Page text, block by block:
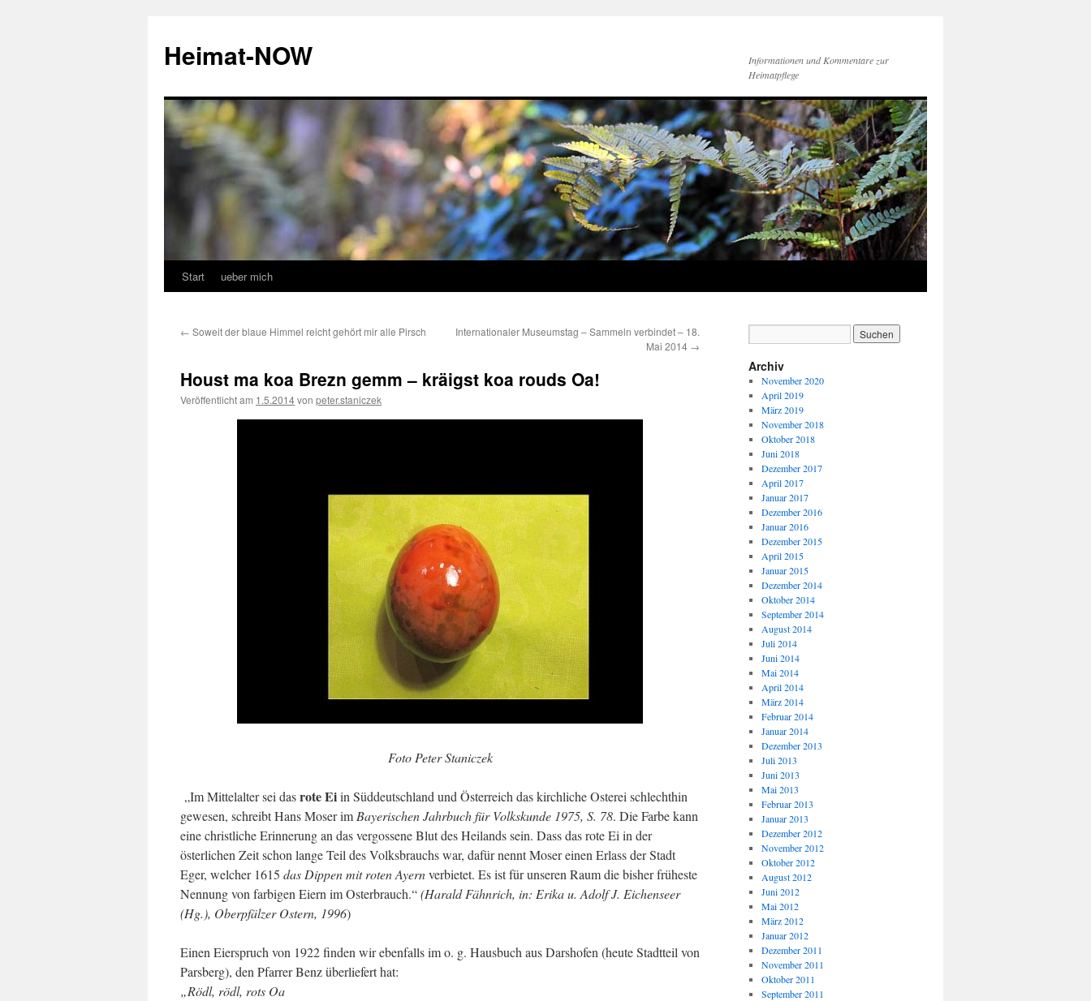
springen
Heimat-NOW
Informationen und Kommentare zur
Heimatpflege
Start ueber mich
← Soweit der blaue Himmel reicht gehört mir alle Pirsch
Internationaler Museumstag – Sammeln verbindet – 18.
Mai 2014 →
Houst ma koa Brezn gemm – kräigst koa rouds Oa!
Veröffentlicht am 1.5.2014von peter.staniczek
Foto Peter Staniczek
„Im Mittelalter sei dasrote Eiin Süddeutschland und Österreich das kirchliche Osterei schlechthin
gewesen, schreibt Hans Moser im Bayerischen Jahrbuch für Volkskunde 1975, S. 78. Die Farbe kann
eine christliche Erinnerung an das vergossene Blut des Heilands sein. Dass das rote Ei in der
österlichen Zeit schon lange Teil des Volksbrauchs war, dafür nennt Moser einen Erlass der Stadt
Eger, welcher 1615 das Dippen mit roten Ayernverbietet. Es ist für unseren Raum die bisher früheste
Nennung von farbigen Eiern im Osterbrauch.“(Harald Fähnrich, in: Erika u. Adolf J. Eichenseer
(Hg.), Oberpfälzer Ostern, 1996)
Einen Eierspruch von 1922 finden wir ebenfalls im o. g. Hausbuch aus Darshofen (heute Stadtteil von
Parsberg), den Pfarrer Benz überliefert hat:
„Rödl, rödl, rots Oa
Archiv
November 2020
April 2019
März 2019
November 2018
Oktober 2018
Juni 2018
Dezember 2017
April 2017
Januar 2017
Dezember 2016
Januar 2016
Dezember 2015
April 2015
Januar 2015
Dezember 2014
Oktober 2014
September 2014
August 2014
Juli 2014
Juni 2014
Mai 2014
April 2014
März 2014
Februar 2014
Januar 2014
Dezember 2013
Juli 2013
Juni 2013
Mai 2013
Februar 2013
Januar 2013
Dezember 2012
November 2012
Oktober 2012
August 2012
Juni 2012
Mai 2012
März 2012
Januar 2012
Dezember 2011
November 2011
Oktober 2011
September 2011